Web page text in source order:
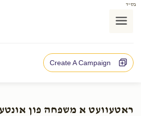
בס"ד
Create A Campaign
ראטעוועט א משפחה פון